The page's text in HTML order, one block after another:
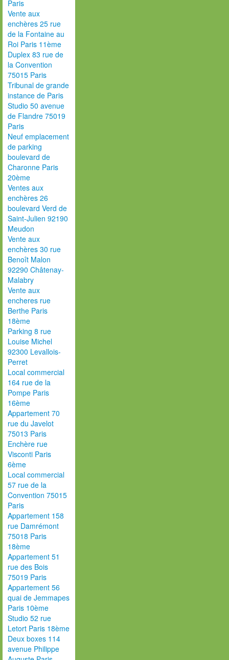
Paris
Vente aux
enchères 25 rue
de la Fontaine au
Roi Paris 11ème
Duplex 83 rue de
la Convention
75015 Paris
Tribunal de grande
instance de Paris
Studio 50 avenue
de Flandre 75019
Paris
Neuf emplacement
de parking
boulevard de
Charonne Paris
20ème
Ventes aux
enchères 26
boulevard Verd de
Saint-Julien 92190
Meudon
Vente aux
enchères 30 rue
Benoît Malon
92290 Châtenay-
Malabry
Vente aux
encheres rue
Berthe Paris
18ème
Parking 8 rue
Louise Michel
92300 Levallois-
Perret
Local commercial
164 rue de la
Pompe Paris
16ème
Appartement 70
rue du Javelot
75013 Paris
Enchère rue
Visconti Paris
6ème
Local commercial
57 rue de la
Convention 75015
Paris
Appartement 158
rue Damrémont
75018 Paris
18ème
Appartement 51
rue des Bois
75019 Paris
Appartement 56
quai de Jemmapes
Paris 10ème
Studio 52 rue
Letort Paris 18ème
Deux boxes 114
avenue Philippe